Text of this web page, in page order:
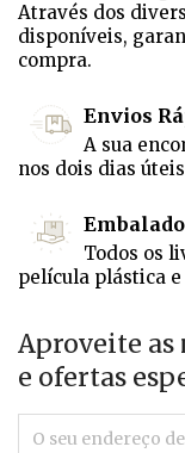
Através dos
disponíveis,
compra.
Envios
A sua
nos dois dias
Todos os
película plástica
Aproveite as
e ofertas